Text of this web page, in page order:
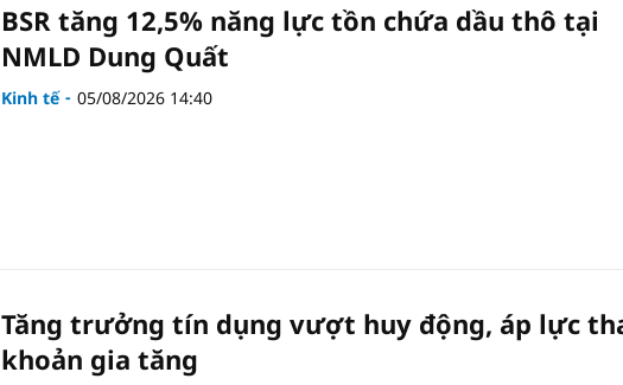
BSR tăng 12,5% năng lực tồn chứa dầu thô tại
NMLD Dung Quất
Kinh tế 05/08/2026 14:40
Tăng trưởng tín dụng vượt huy động, áp lực
khoản gia tăng